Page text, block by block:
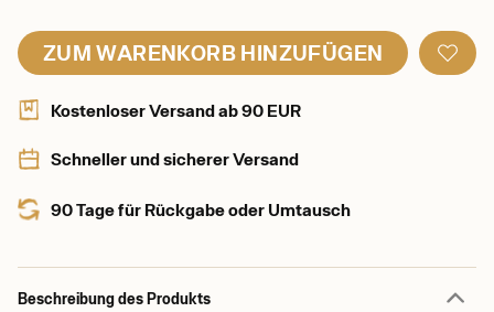
ZUM WARENKORB HINZUFÜGEN
Kostenloser Versand ab 90 EUR
Schneller und sicherer Versand
90 Tage für Rückgabe oder Umtausch
Beschreibung des Produkts